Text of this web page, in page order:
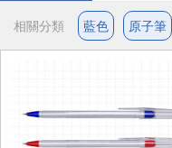
相關分類 藍色 原子筆